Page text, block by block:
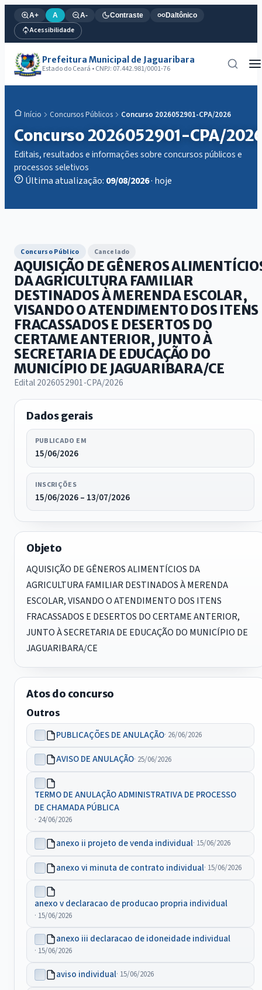
A+ A A- Contraste Daltônico
Acessibilidade
Prefeitura Municipal de Jaguaribara
Estado do Ceará • CNPJ: 07.442.981/0001-76
Início Concursos Públicos Concurso 2026052901-CPA/2026
Concurso 2026052901-CPA/
Editais, resultados e informações sobre concursos públicos e
processos seletivos
Última atualização: 09/08/2026· hoje
Concurso Público Cancelado
AQUISIÇÃO DE GÊNEROS
DA AGRICULTURA FAMILIAR
DESTINADOS À MERENDA ESCOLAR,
VISANDO O ATENDIMENTO DOS ITENS
FRACASSADOS E DESERTOS DO
CERTAME ANTERIOR, JUNTO À
SECRETARIA DE EDUCAÇÃO DO
MUNICÍPIO DE JAGUARIBARA/CE
Edital 2026052901-CPA/2026
Dados gerais
PUBLICADO EM
15/06/2026
INSCRIÇÕES
15/06/2026 – 13/07/2026
Objeto
AQUISIÇÃO DE GÊNEROS ALIMENTÍCIOS DA
AGRICULTURA FAMILIAR DESTINADOS À MERENDA
ESCOLAR, VISANDO O ATENDIMENTO DOS ITENS
FRACASSADOS E DESERTOS DO CERTAME ANTERIOR,
JUNTO À SECRETARIA DE EDUCAÇÃO DO MUNICÍPIO DE
JAGUARIBARA/CE
Atos do concurso
Outros
PUBLICAÇÕES DE ANULAÇÃO· 26/06/2026
AVISO DE ANULAÇÃO· 25/06/2026
TERMO DE ANULAÇÃO ADMINISTRATIVA DE PROCESSO
DE CHAMADA PÚBLICA
· 24/06/2026
anexo ii projeto de venda individual· 15/06/2026
anexo vi minuta de contrato individual· 15/06/2026
anexo v declaracao de producao propria individual
· 15/06/2026
anexo iii declaracao de idoneidade individual
· 15/06/2026
aviso individual· 15/06/2026